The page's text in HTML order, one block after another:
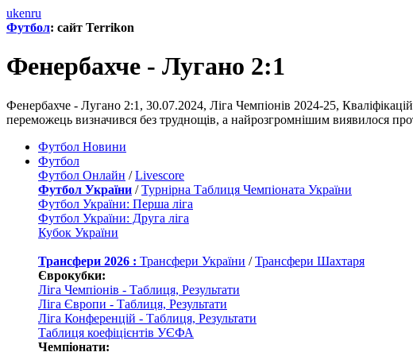
ukenru
Футбол: сайт Terrikon
Фенербахче - Лугано 2:1
Фенербахче - Лугано 2:1, 30.07.2024, Ліга Чемпіонів 2024-25,
переможець визначився без труднощів, а найрозгромнішим виявилося
Футбол Новини
Футбол
Футбол Онлайн /Livescore
Футбол України /Турнірна Таблиця Чемпіоната України
Футбол України: Перша ліга
Футбол України: Друга ліга
Кубок України
Трансфери 2026 : Трансфери України /Трансфери Шахтаря
Єврокубки:
Ліга Чемпіонів - Таблиця, Результати
Ліга Європи - Таблиця, Результати
Ліга Конференцій - Таблиця, Результати
Таблиця коефіцієнтів УЄФА
Чемпіонати: